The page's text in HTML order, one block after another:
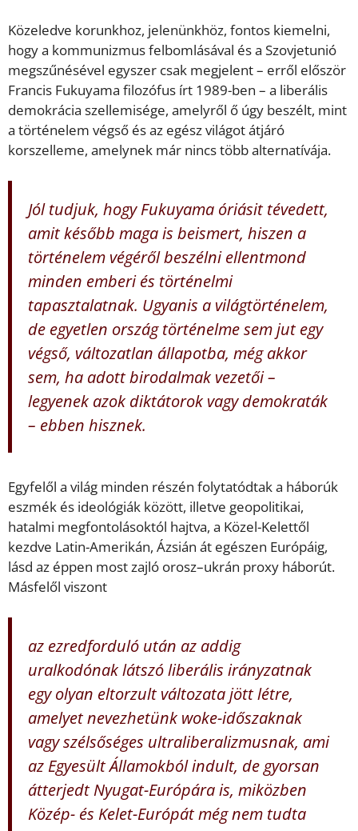
Közeledve korunkhoz, jelenünkhöz, fontos kiemelni,
hogy a kommunizmus felbomlásával és a Szovjetunió
megszűnésével egyszer csak megjelent – erről először
Francis Fukuyama filozófus írt 1989-ben – a liberális
demokrácia szellemisége, amelyről ő úgy beszélt, mint
a történelem végső és az egész világot átjáró
korszelleme, amelynek már nincs több alternatívája.
Jól tudjuk, hogy Fukuyama óriásit tévedett,
amit később maga is beismert, hiszen a
történelem végéről beszélni ellentmond
minden emberi és történelmi
tapasztalatnak. Ugyanis a világtörténelem,
de egyetlen ország történelme sem jut egy
végső, változatlan állapotba, még akkor
sem, ha adott birodalmak vezetői –
legyenek azok diktátorok vagy demokraták
– ebben hisznek.
Egyfelől a világ minden részén folytatódtak a háborúk
eszmék és ideológiák között, illetve geopolitikai,
hatalmi megfontolásoktól hajtva, a Közel-Kelettől
kezdve Latin-Amerikán, Ázsián át egészen Európáig,
lásd az éppen most zajló orosz–ukrán proxy háborút.
Másfelől viszont
az ezredforduló után az addig
uralkodónak látszó liberális irányzatnak
egy olyan eltorzult változata jött létre,
amelyet nevezhetünk woke-időszaknak
vagy szélsőséges ultraliberalizmusnak, ami
az Egyesült Államokból indult, de gyorsan
átterjedt Nyugat-Európára is, miközben
Közép- és Kelet-Euró­pát még nem tudta